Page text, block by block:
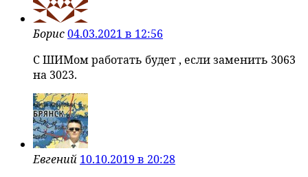
Борис04.03.2021 в 12:56
С ШИМом работать будет , если заменить 3063
на 3023.
Евгений 10.10.2019 в 20:28